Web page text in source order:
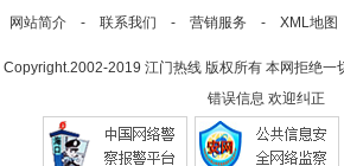
网站简介- 联系我们 - 营销服务 - XML地图
Copyright.2002-2019 江门热线版权所有 本网拒绝一
错误信息 欢迎纠正